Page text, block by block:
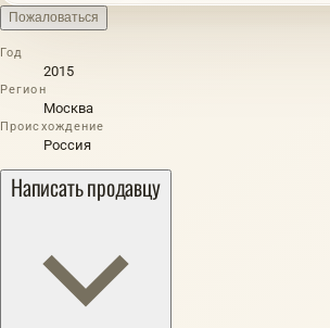
Пожаловаться
Год
2015
Регион
Москва
Происхождение
Россия
Написать продавцу